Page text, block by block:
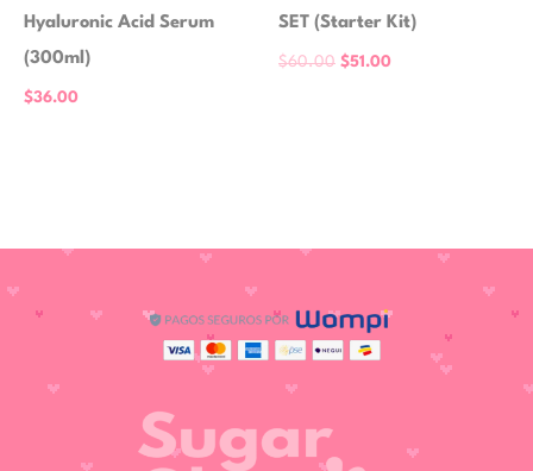
Hyaluronic Acid Serum
(300ml)
$36.00
SET (Starter Kit)
$60.00 $51.00